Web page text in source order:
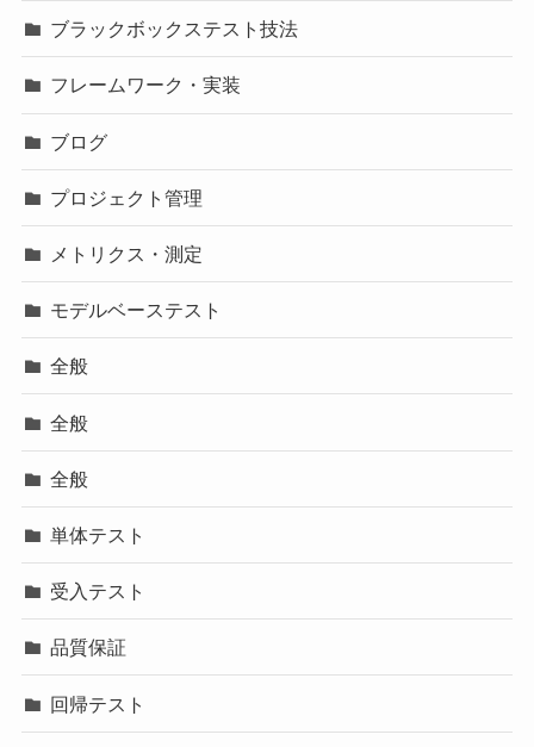
ブラックボックステスト技法
フレームワーク・実装
ブログ
プロジェクト管理
メトリクス・測定
モデルベーステスト
全般
全般
全般
単体テスト
受入テスト
品質保証
回帰テスト